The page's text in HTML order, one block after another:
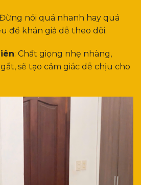
nói quá nhanh hay quá
để khán giả dễ theo dõi.
: Chất giọng nhẹ nhàng,
sẽ tạo cảm giác dễ chịu cho